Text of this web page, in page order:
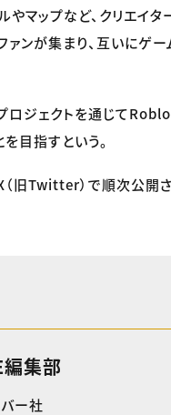
やマップなど、クリエイ
ァンが集まり、互いにゲ
ジェクトを通じて
目指すという。
旧Twitter）で順次公開
集部
バー社